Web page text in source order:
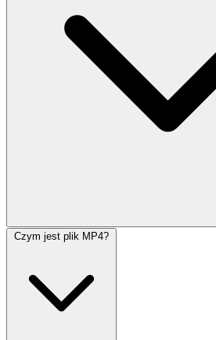
Czym jest plik MP4?